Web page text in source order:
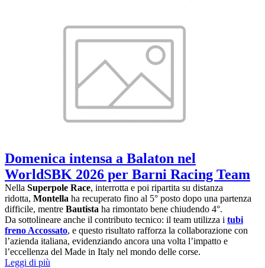
Domenica intensa a Balaton nel
WorldSBK 2026 per Barni Racing Team
Nella Superpole Race, interrotta e poi ripartita su distanza
ridotta, Montella ha recuperato fino al 5° posto dopo una partenza
difficile, mentre Bautista ha rimontato bene chiudendo 4°.
Da sottolineare anche il contributo tecnico: il team utilizza i tubi
freno Accossato, e questo risultato rafforza la collaborazione con
l’azienda italiana, evidenziando ancora una volta l’impatto e
l’eccellenza del Made in Italy nel mondo delle corse.
Leggi di più